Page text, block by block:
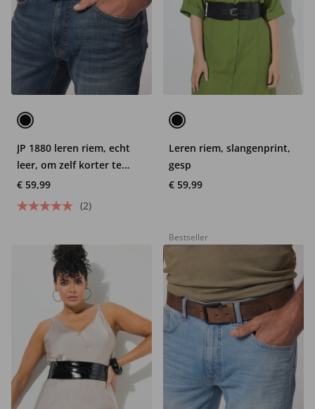
JP 1880 leren riem, echt
leer, om zelf korter te
maken, tot 170 cm
€ 59,99
(2)
Leren riem, slangenprint,
gesp
€ 59,99
Bestseller